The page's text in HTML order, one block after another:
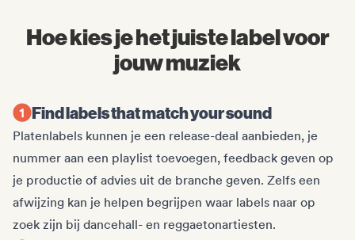
Hoe kies je het juiste label voor
jouw muziek
Find labels that match your sound
Platenlabels kunnen je een release-deal aanbieden, je
nummer aan een playlist toevoegen, feedback geven op
je productie of advies uit de branche geven. Zelfs een
afwijzing kan je helpen begrijpen waar labels naar op
zoek zijn bij dancehall- en reggaetonartiesten.